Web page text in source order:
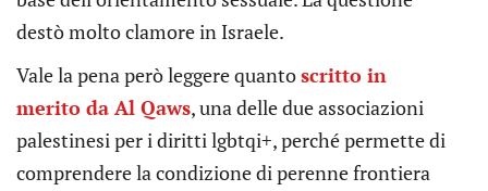
destò molto clamore in Israele.
Vale la pena però leggere quantoscritto in
merito da Al Qaws, una delle due associazioni
palestinesi per i diritti lgbtqi+, perché permette di
comprendere la condizione di perenne frontiera